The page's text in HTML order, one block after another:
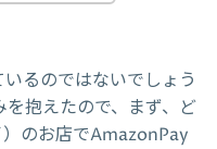
るのではないでしょう
抱えたので、まず、ど
のお店でAmazonPay